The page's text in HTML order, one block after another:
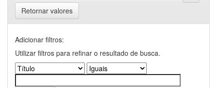
Retornar valores
Adicionar filtros:
Utilizar filtros para refinar o resultado de busca.